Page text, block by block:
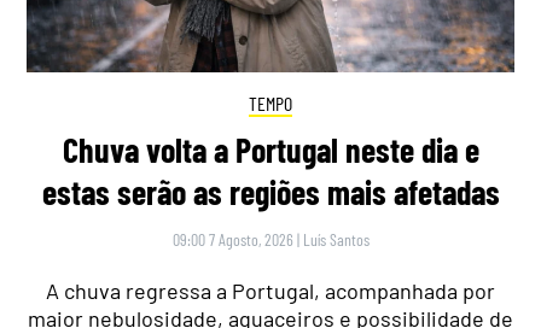
TEMPO
Chuva volta a Portugal neste dia e
estas serão as regiões mais afetadas
09:00 7 Agosto, 2026 | Luís Santos
A chuva regressa a Portugal, acompanhada por
maior nebulosidade, aguaceiros e possibilidade de